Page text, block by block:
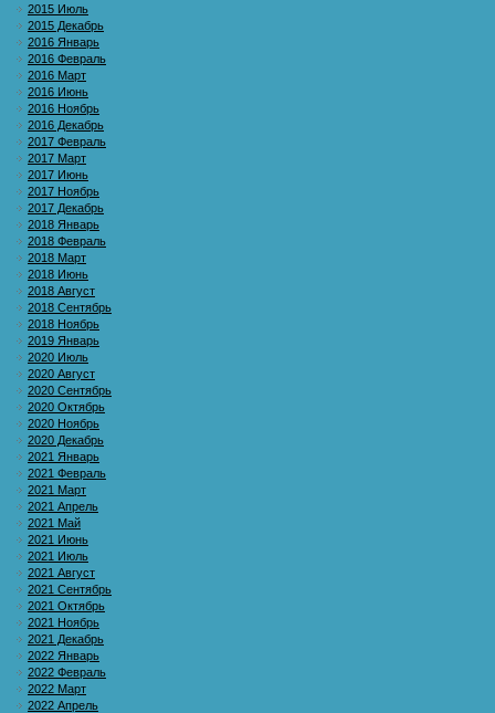
2015 Июль
2015 Декабрь
2016 Январь
2016 Февраль
2016 Март
2016 Июнь
2016 Ноябрь
2016 Декабрь
2017 Февраль
2017 Март
2017 Июнь
2017 Ноябрь
2017 Декабрь
2018 Январь
2018 Февраль
2018 Март
2018 Июнь
2018 Август
2018 Сентябрь
2018 Ноябрь
2019 Январь
2020 Июль
2020 Август
2020 Сентябрь
2020 Октябрь
2020 Ноябрь
2020 Декабрь
2021 Январь
2021 Февраль
2021 Март
2021 Апрель
2021 Май
2021 Июнь
2021 Июль
2021 Август
2021 Сентябрь
2021 Октябрь
2021 Ноябрь
2021 Декабрь
2022 Январь
2022 Февраль
2022 Март
2022 Апрель